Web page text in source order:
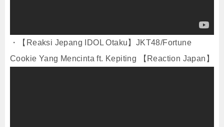
・【Reaksi Jepang IDOL Otaku】JKT48/Fortune
Cookie Yang Mencinta ft. Kepiting 【Reaction Japan】